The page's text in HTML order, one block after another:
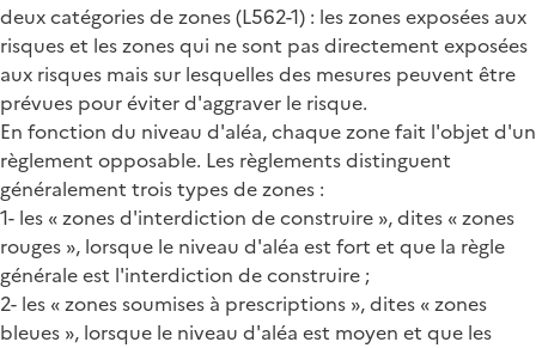
deux catégories de zones (L562-1) : les zones exposées aux
risques et les zones qui ne sont pas directement exposées
aux risques mais sur lesquelles des mesures peuvent être
prévues pour éviter d'aggraver le risque.
En fonction du niveau d'aléa, chaque zone fait l'objet d'un
règlement opposable. Les règlements distinguent
généralement trois types de zones :
1- les « zones d'interdiction de construire », dites « zones
rouges », lorsque le niveau d'aléa est fort et que la règle
générale est l'interdiction de construire ;
2- les « zones soumises à prescriptions », dites « zones
bleues », lorsque le niveau d'aléa est moyen et que les